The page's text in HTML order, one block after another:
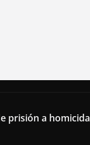
prisión a